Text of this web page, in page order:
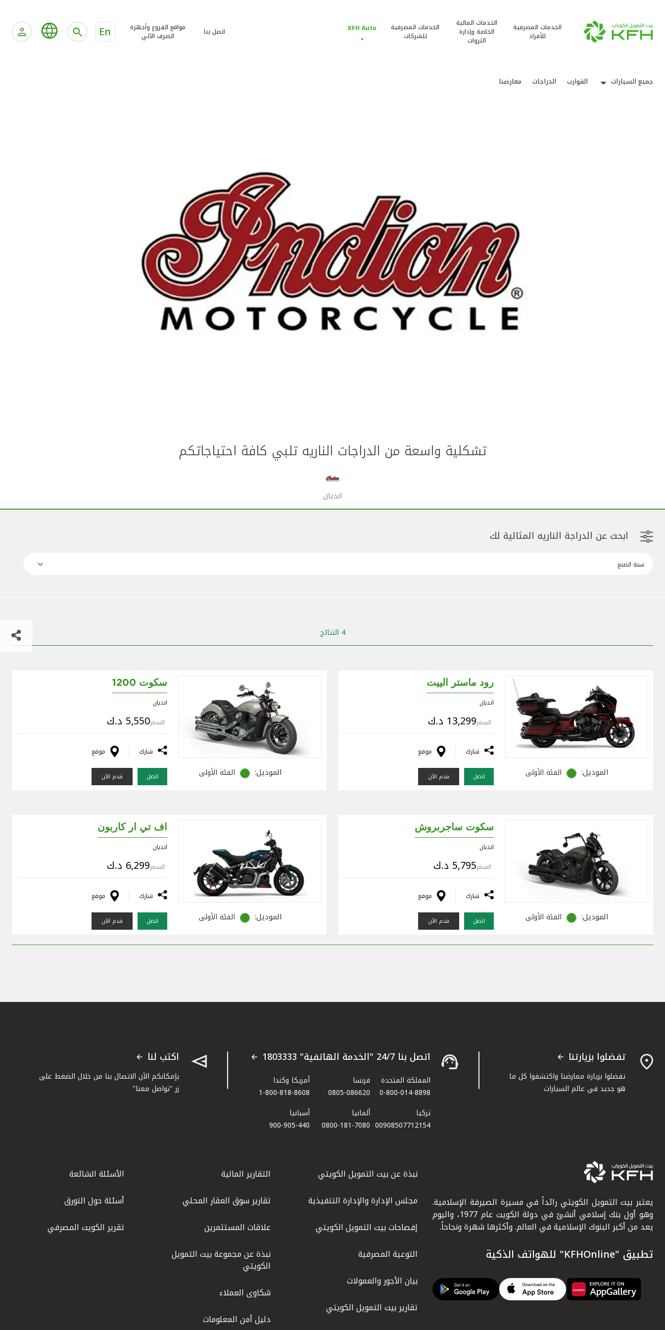
الخدمات المصرفية
للأفراد
الخدمات المالية
الخاصة وإدارة
الثروات
الخدمات المصرفية
للشركات
KFH Auto اتصل بنا
مواقع الفروع وأجهزة
الصرف الآلي
En
جميع السيارات القوارب الدراجات معارضنا
تشكلية واسعة من الدراجات الناريه تلبي كافة احتياجاتكم
انديان
ابحث عن الدراجة الناريه المثالية لك
سنة الصنع
4 النتائج
الموديل: الفئة الأولى
رود ماستر الييت
انديان
السعر13,299 د.ك
شارك موقع
اتصل قدم الآن الموديل: الفئة الأولى
سكوت 1200
انديان
السعر5,550 د.ك
شارك موقع
اتصل قدم الآن
الموديل: الفئة الأولى
سكوت ساجربروش
انديان
السعر5,795 د.ك
شارك موقع
اتصل قدم الآن الموديل: الفئة الأولى
اف تي ار كاربون
انديان
السعر6,299 د.ك
شارك موقع
اتصل قدم الآن
تفضلوا بزيارتنا
تفضلوا بزيارة معارضنا واكتشفوا كل ما
هو جديد في عالم السيارات
اتصل بنا 24/7 "الخدمة الهاتفية" 1803333
المملكة المتحدة
0-800-014-8898
فرنسا
0805-086620
أمريكا وكندا
1-800-818-8608
تركيا
00908507712154​
ألمانيا
0800-181-7080
أسبانيا
900-905-440
اكتب لنا
بإمكانكم الآن الاتصال بنا من خلال الضغط على
زر "تواصل معنا"
يعتبر بيت التمويل الكويتي رائداً في مسيرة الصيرفة الإسلامية.
وهو أول بنك إسلامي أنشئ في دولة الكويت عام 1977، واليوم
يعد من أكبر البنوك الإسلامية في العالم. وأكثرها شهرة ونجاحاً.
تطبيق "KFHOnline" للهواتف الذكية
نبذة عن بيت التمويل الكويتي
مجلس الإدارة والإدارة التنفيذية
إفصاحات بيت التمويل الكويتي
التوعية المصرفية
بيان الأجور والعمولات
تقارير بيت التمويل الكويتي
التقارير المالية
تقارير سوق العقار المحلي
علاقات المستثمرين
نبذة عن مجموعة بيت التمويل
الكويتي
شكاوى العملاء
دليل أمن المعلومات
الأسئلة الشائعة
أسئلة حول التورق
تقرير الكويت المصرفي